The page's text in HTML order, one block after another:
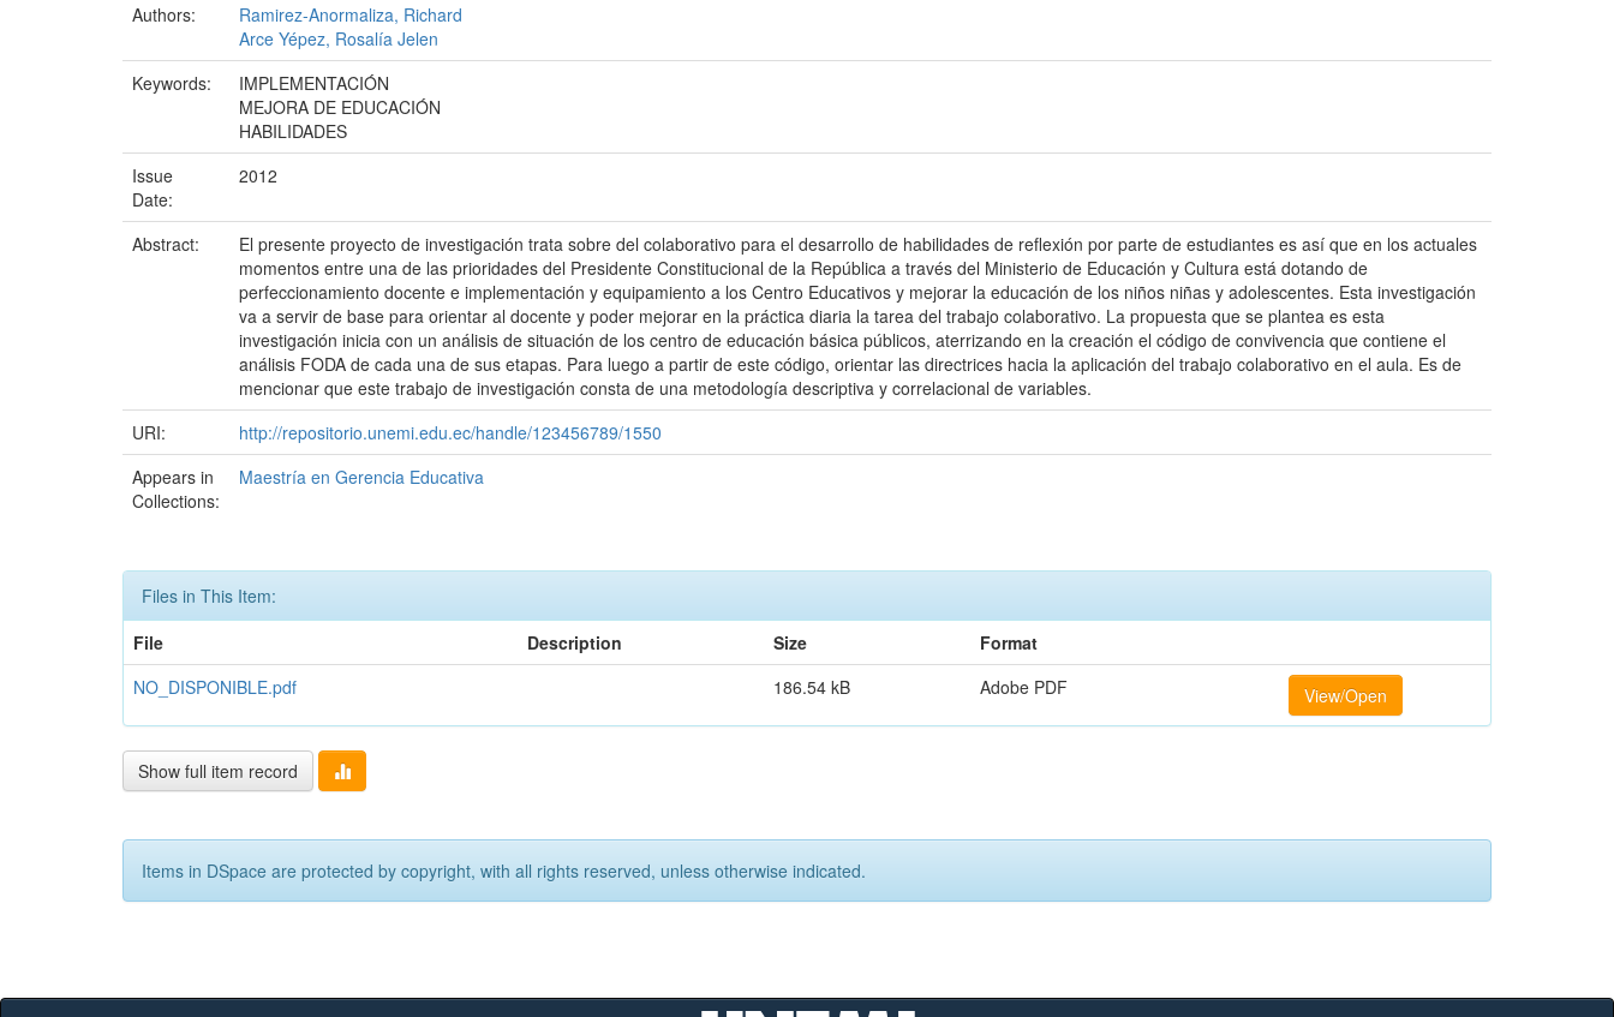
Authors:
Ramirez-Anormaliza, Richard
Arce Yépez, Rosalía Jelen
Keywords:
IMPLEMENTACIÓN
MEJORA DE EDUCACIÓN
HABILIDADES
Issue
Date:
2012
Abstract:
El presente proyecto de investigación trata sobre del colaborativo para el desarrollo de habilidades de reflexión por parte de estudiantes es así que en los actuales
momentos entre una de las prioridades del Presidente Constitucional de la República a través del Ministerio de Educación y Cultura está dotando de
perfeccionamiento docente e implementación y equipamiento a los Centro Educativos y mejorar la educación de los niños niñas y adolescentes. Esta investigación
va a servir de base para orientar al docente y poder mejorar en la práctica diaria la tarea del trabajo colaborativo. La propuesta que se plantea es esta
investigación inicia con un análisis de situación de los centro de educación básica públicos, aterrizando en la creación el código de convivencia que contiene el
análisis FODA de cada una de sus etapas. Para luego a partir de este código, orientar las directrices hacia la aplicación del trabajo colaborativo en el aula. Es de
mencionar que este trabajo de investigación consta de una metodología descriptiva y correlacional de variables.
URI:
http://repositorio.unemi.edu.ec/handle/123456789/1550
Appears in
Collections:
Maestría en Gerencia Educativa
Files in This Item:
File
Description Size
Format
NO_DISPONIBLE.pdf
186.54 kB Adobe PDF View/Open
Show full item record
Items in DSpace are protected by copyright, with all rights reserved, unless otherwise indicated.